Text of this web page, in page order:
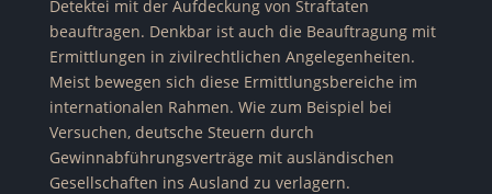
Detektei mit der Aufdeckung von Straftaten
beauftragen. Denkbar ist auch die Beauftragung mit
Ermittlungen in zivilrechtlichen Angelegenheiten.
Meist bewegen sich diese Ermittlungsbereiche im
internationalen Rahmen. Wie zum Beispiel bei
Versuchen, deutsche Steuern durch
Gewinnabführungsverträge mit ausländischen
Gesellschaften ins Ausland zu verlagern.